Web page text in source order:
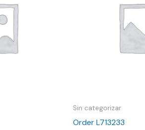
Sin categorizar
Order L713233